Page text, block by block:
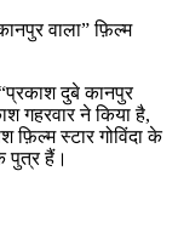
वाला” फ़िल्म
दुबे कानपुर
गहरवार ने किया है,
स्टार गोविंदा के
पुत्र हैं।